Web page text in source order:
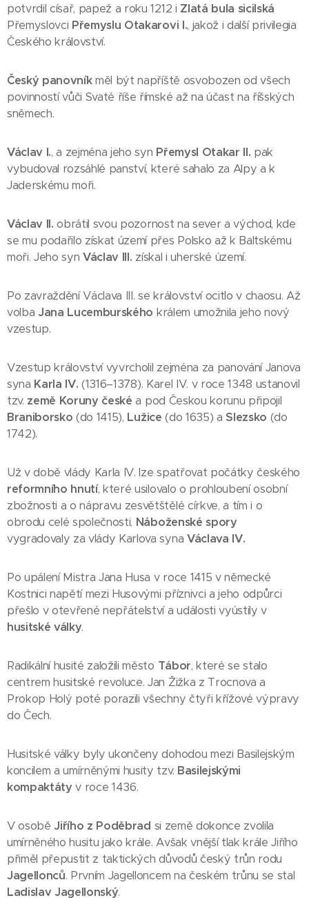
potvrdil císař, papež a roku 1212 i Zlatá bula sicilská
Přemyslovci Přemyslu Otakarovi I., jakož i další privilegia
Českého království.
Český panovníkměl být napříště osvobozen od všech
povinností vůči Svaté říše římské až na účast na říšských
sněmech.
Václav I., a zejména jeho syn Přemysl Otakar II. pak
vybudoval rozsáhlé panství, které sahalo za Alpy a k
Jaderskému moři.
Václav II. obrátil svou pozornost na sever a východ, kde
se mu podařilo získat území přes Polsko až k Baltskému
moři. Jeho synVáclav III. získal i uherské území.
Po zavraždění Václava III. se království ocitlo v chaosu. Až
volba Jana Lucemburského králem umožnila jeho nový
vzestup.
Vzestup království vyvrcholil zejména za panování Janova
syna Karla IV. (1316–1378). Karel IV. v roce 1348 ustanovil
tzv. země Koruny české a pod Českou korunu připojil
Braniborsko (do 1415), Lužice (do 1635) a Slezsko (do
1742).
Už v době vlády Karla IV. lze spatřovat počátky českého
reformního hnutí, které usilovalo o prohloubení osobní
zbožnosti a o nápravu zesvětštělé církve, a tím i o
obrodu celé společnosti. Náboženské spory
vygradovaly za vlády Karlova syna Václava IV.
Po upálení Mistra Jana Husa v roce 1415 v německé
Kostnici napětí mezi Husovými příznivci a jeho odpůrci
přešlo v otevřené nepřátelství a události vyústily v
husitské války.
Radikální husité založili město Tábor, které se stalo
centrem husitské revoluce. Jan Žižka z Trocnova a
Prokop Holý poté porazili všechny čtyři křížové výpravy
do Čech.
Husitské války byly ukončeny dohodou mezi Basilejským
koncilem a umírněnými husity tzv. Basilejskými
kompaktáty v roce 1436.
V osobě Jiřího z Poděbrad si země dokonce zvolila
umírněného husitu jako krále. Avšak vnější tlak krále Jiřího
přiměl přepustit z taktických důvodů český trůn rodu
Jagellonců. Prvním Jagelloncem na českém trůnu se stal
Ladislav Jagellonský.